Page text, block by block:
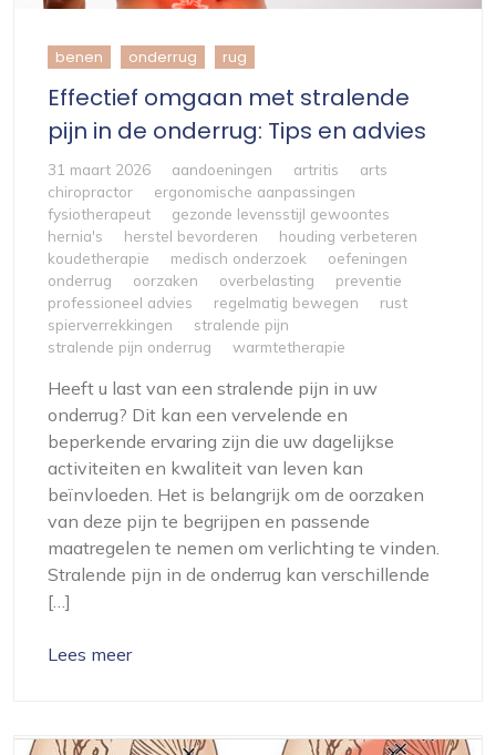
benen onderrug rug
Effectief omgaan met stralende
pijn in de onderrug: Tips en advies
31 maart 2026 aandoeningen artritis
arts
chiropractor
ergonomische aanpassingen
fysiotherapeut
gezonde levensstijl gewoontes
hernia's
herstel bevorderen
houding verbeteren
koudetherapie
medisch onderzoek
oefeningen
onderrug
oorzaken overbelasting
preventie
professioneel advies
regelmatig bewegen
rust
spierverrekkingen
stralende pijn
stralende pijn onderrug
warmtetherapie
Heeft u last van een stralende pijn in uw
onderrug? Dit kan een vervelende en
beperkende ervaring zijn die uw dagelijkse
activiteiten en kwaliteit van leven kan
beïnvloeden. Het is belangrijk om de oorzaken
van deze pijn te begrijpen en passende
maatregelen te nemen om verlichting te vinden.
Stralende pijn in de onderrug kan verschillende
[…]
Lees meer